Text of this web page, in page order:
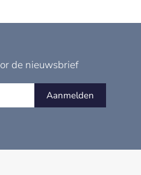
de nieuwsbrief
Aanmelden